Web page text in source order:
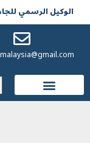
الوکیل الرسمي